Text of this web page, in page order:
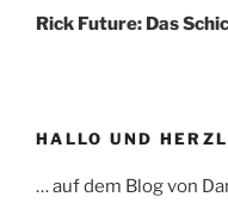
Beitrag
Rick Future: Das
HALLO UND
… auf dem Blog von